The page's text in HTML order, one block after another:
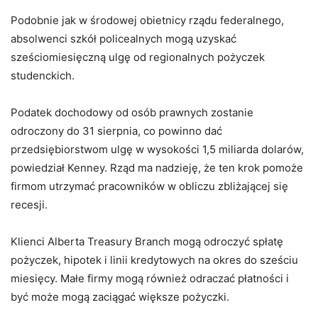
Podobnie jak w środowej obietnicy rządu federalnego,
absolwenci szkół policealnych mogą uzyskać
sześciomiesięczną ulgę od regionalnych pożyczek
studenckich.
Podatek dochodowy od osób prawnych zostanie
odroczony do 31 sierpnia, co powinno dać
przedsiębiorstwom ulgę w wysokości 1,5 miliarda dolarów,
powiedział Kenney. Rząd ma nadzieję, że ten krok pomoże
firmom utrzymać pracowników w obliczu zbliżającej się
recesji.
Klienci Alberta Treasury Branch mogą odroczyć spłatę
pożyczek, hipotek i linii kredytowych na okres do sześciu
miesięcy. Małe firmy mogą również odraczać płatności i
być może mogą zaciągać większe pożyczki.